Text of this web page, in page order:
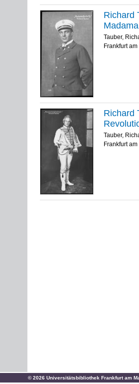
Richard
Tauber,
Frankfurt
Richard
Tauber,
Frankfurt
© 2026 Universitätsbibliothek Frankfurt am